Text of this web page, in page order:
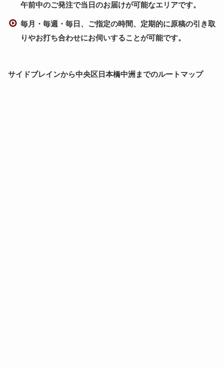
午前中のご発注で当日のお届けが可能なエリアです。
毎月・毎週・毎日、ご指定の時間、定期的に原稿の引き取
りやお打ち合わせにお伺いすることが可能です。
サイドブレインから中央区日本橋中洲までのルートマップ